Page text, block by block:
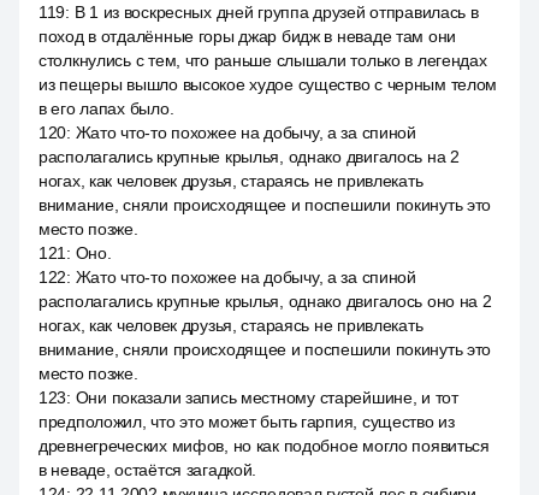
119: В 1 из воскресных дней группа друзей отправилась в
поход в отдалённые горы джар бидж в неваде там они
столкнулись с тем, что раньше слышали только в легендах
из пещеры вышло высокое худое существо с черным телом
в его лапах было.
120: Жато что-то похожее на добычу, а за спиной
располагались крупные крылья, однако двигалось на 2
ногах, как человек друзья, стараясь не привлекать
внимание, сняли происходящее и поспешили покинуть это
место позже.
121 : Оно.
122: Жато что-то похожее на добычу, а за спиной
располагались крупные крылья, однако двигалось оно на 2
ногах, как человек друзья, стараясь не привлекать
внимание, сняли происходящее и поспешили покинуть это
место позже.
123: Они показали запись местному старейшине, и тот
предположил, что это может быть гарпия, существо из
древнегреческих мифов, но как подобное могло появиться
в неваде, остаётся загадкой.